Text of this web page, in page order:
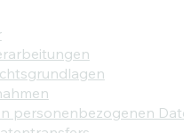
personenbezogenen